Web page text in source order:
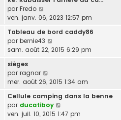
a
g
e
s
g
i
e
r
s
s
a
g
e
r
e
d
r
r
m
e
s
s
par Fredo
o
r
l
e
e
r
i
e
r
ven. janv. 06, 2023 12:57 pm
Tableau de bord caddy86
par bernie43
o
e
d
e
r
sam. août 22, 2015 6:29 pm
sièges
par ragnar
o
r
l
e
mer. août 26, 2015 1:34 am
Cellule camping dans la benne
par ducatiboy
o
ven. juil. 10, 2015 1:47 pm